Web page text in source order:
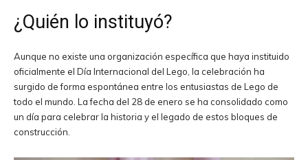
¿Quién lo instituyó?
Aunque no existe una organización específica que haya instituido
oficialmente el Día Internacional del Lego, la celebración ha
surgido de forma espontánea entre los entusiastas de Lego de
todo el mundo. La fecha del 28 de enero se ha consolidado como
un día para celebrar la historia y el legado de estos bloques de
construcción.